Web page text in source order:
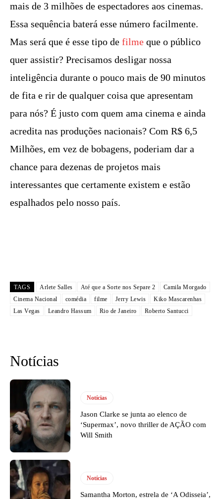
mais de 3 milhões de espectadores aos cinemas.
Essa sequência baterá esse número facilmente.
Mas será que é esse tipo de filme que o público
quer assistir? Precisamos desligar nossa
inteligência durante o pouco mais de 90 minutos
de fita e rir de qualquer coisa que apresentam
para nós? É justo com quem ama cinema e ainda
acredita nas produções nacionais? Com R$ 6,5
Milhões, em vez de bobagens, poderiam dar a
chance para dezenas de projetos mais
interessantes que certamente existem e estão
espalhados pelo nosso país.
TAGS Arlete Salles Até que a Sorte nos Separe 2
Camila Morgado
Cinema Nacional
comédia filme Jerry Lewis
Kiko Mascarenhas
Las Vegas
Leandro Hassum Rio de Janeiro Roberto Santucci
Notícias
Notícias
Jason Clarke se junta ao elenco de
‘Supermax’, novo thriller de AÇÃO com
Will Smith
Notícias
Samantha Morton, estrela de ‘A Odisseia’,